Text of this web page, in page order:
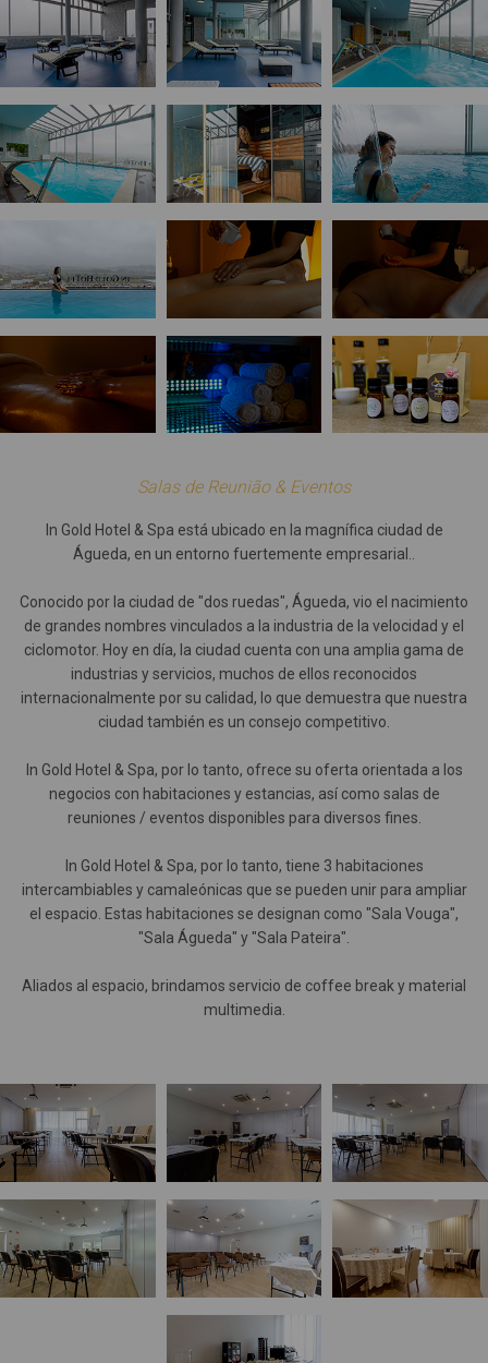
Salas de Reunião & Eventos
In Gold Hotel & Spa está ubicado en la magnífica ciudad de
Águeda, en un entorno fuertemente empresarial..
Conocido por la ciudad de "dos ruedas", Águeda, vio el nacimiento
de grandes nombres vinculados a la industria de la velocidad y el
ciclomotor. Hoy en día, la ciudad cuenta con una amplia gama de
industrias y servicios, muchos de ellos reconocidos
internacionalmente por su calidad, lo que demuestra que nuestra
ciudad también es un consejo competitivo.
In Gold Hotel & Spa, por lo tanto, ofrece su oferta orientada a los
negocios con habitaciones y estancias, así como salas de
reuniones / eventos disponibles para diversos fines.
In Gold Hotel & Spa, por lo tanto, tiene 3 habitaciones
intercambiables y camaleónicas que se pueden unir para ampliar
el espacio. Estas habitaciones se designan como "Sala Vouga",
"Sala Águeda" y "Sala Pateira".
Aliados al espacio, brindamos servicio de coffee break y material
multimedia.